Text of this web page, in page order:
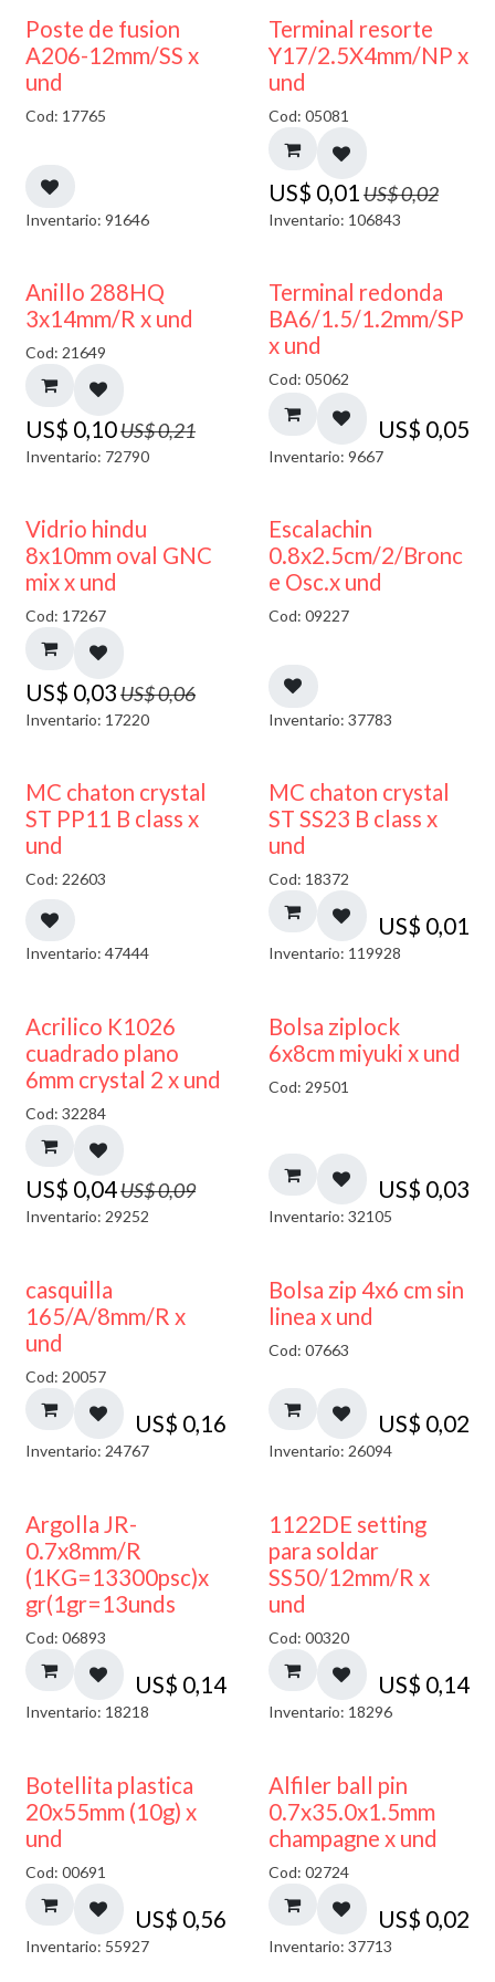
Poste de fusion
A206-12mm/SS x
und
Cod: 17765
Inventario: 91646
50% DESCUENTO
Terminal resorte
Y17/2.5X4mm/NP x
und
Cod: 05081
US$ 0,01 US$0,02
Inventario: 106843
50% DESCUENTO
Anillo 288HQ
3x14mm/R x und
Cod: 21649
US$ 0,10US$0,21
Inventario: 72790
Terminal redonda
BA6/1.5/1.2mm/SP
x und
Cod: 05062
US$ 0,05
Inventario: 9667
50% DESCUENTO
Vidrio hindu
8x10mm oval GNC
mix x und
Cod: 17267
US$ 0,03US$0,06
Inventario: 17220
Escalachin
0.8x2.5cm/2/Bronc
e Osc.x und
Cod: 09227
Inventario: 37783
MC chaton crystal
ST PP11 B class x
und
Cod: 22603
Inventario: 47444
MC chaton crystal
ST SS23 B class x
und
Cod: 18372
US$ 0,01
Inventario: 119928
50% DESCUENTO
Acrilico K1026
cuadrado plano
6mm crystal 2 x und
Cod: 32284
US$ 0,04US$0,09
Inventario: 29252
¡NUEVO!
Bolsa ziplock
6x8cm miyuki x und
Cod: 29501
US$ 0,03
Inventario: 32105
casquilla
165/A/8mm/R x
und
Cod: 20057
US$ 0,16
Inventario: 24767
Bolsa zip 4x6 cm sin
linea x und
Cod: 07663
US$ 0,02
Inventario: 26094
Argolla JR-
0.7x8mm/R
(1KG=13300psc)x
gr(1gr=13unds
Cod: 06893
US$ 0,14
Inventario: 18218
1122DE setting
para soldar
SS50/12mm/R x
und
Cod: 00320
US$ 0,14
Inventario: 18296
Botellita plastica
20x55mm (10g) x
und
Cod: 00691
US$ 0,56
Inventario: 55927
Alfiler ball pin
0.7x35.0x1.5mm
champagne x und
Cod: 02724
US$ 0,02
Inventario: 37713